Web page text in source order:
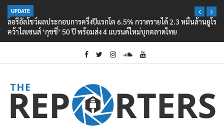
UPDATE
ลอรีอัลโชว์ผลประกอบการครึ่งปีแรกโต 6.5% กวาดรายได้ 2.3 หมื่นล้านยูโร
คว้าไลเซนส์ ‘กุชชี่’ 50 ปี พร้อมส่ง 4 แบรนด์ใหม่บุกตลาดไทย